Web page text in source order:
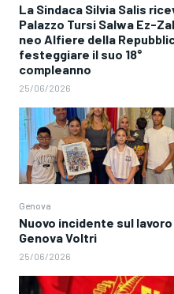
La Sindaca Silvia Salis
Palazzo Tursi Salwa Ez-
neo Alfiere della
festeggiare il suo 18°
compleanno
25/06/2026
Genova
Nuovo incidente sul lavoro
Genova Voltri
25/06/2026